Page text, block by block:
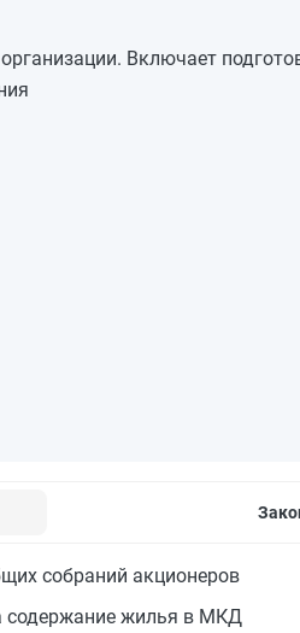
Включает
собраний акционеров
содержание жилья в МКД